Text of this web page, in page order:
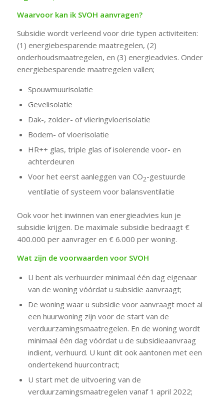
Waarvoor kan ik SVOH aanvragen?
Subsidie wordt verleend voor drie typen activiteiten:
(1) energiebesparende maatregelen, (2)
onderhoudsmaatregelen, en (3) energieadvies. Onder
energiebesparende maatregelen vallen;
Spouwmuurisolatie
Gevelisolatie
Dak-, zolder- of vlieringvloerisolatie
Bodem- of vloerisolatie
HR++ glas, triple glas of isolerende voor- en
achterdeuren
Voor het eerst aanleggen van CO2-gestuurde
ventilatie of systeem voor balansventilatie
Ook voor het inwinnen van energieadvies kun je
subsidie krijgen. De maximale subsidie bedraagt €
400.000 per aanvrager en € 6.000 per woning.
Wat zijn de voorwaarden voor SVOH
U bent als verhuurder minimaal één dag eigenaar
van de woning vóórdat u subsidie aanvraagt;
De woning waar u subsidie voor aanvraagt moet al
een huurwoning zijn voor de start van de
verduurzamingsmaatregelen. En de woning wordt
minimaal één dag vóórdat u de subsidieaanvraag
indient, verhuurd. U kunt dit ook aantonen met een
ondertekend huurcontract;
U start met de uitvoering van de
verduurzamingsmaatregelen vanaf 1 april 2022;